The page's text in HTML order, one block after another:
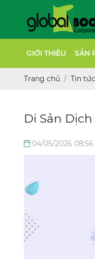
GIỚI THIỆU SẢN
Trang chủ Tin tức
Di Sản
04/05/2026 08:56